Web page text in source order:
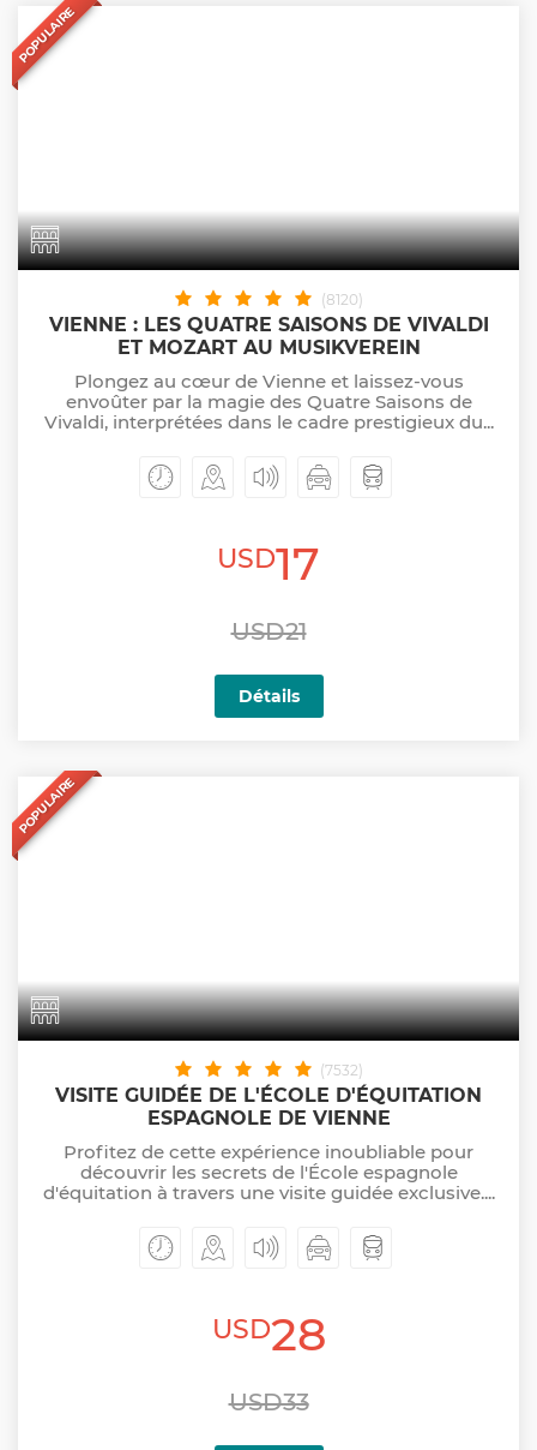
POPULAIRE
(8120)
VIENNE : LES QUATRE SAISONS DE VIVALDI
ET MOZART AU MUSIKVEREIN
Plongez au cœur de Vienne et laissez-vous
envoûter par la magie des Quatre Saisons de
Vivaldi, interprétées dans le cadre prestigieux du...
USD17
USD21
Détails
POPULAIRE
(7532)
VISITE GUIDÉE DE L'ÉCOLE D'ÉQUITATION
ESPAGNOLE DE VIENNE
Profitez de cette expérience inoubliable pour
découvrir les secrets de l'École espagnole
d'équitation à travers une visite guidée exclusive....
USD28
USD33